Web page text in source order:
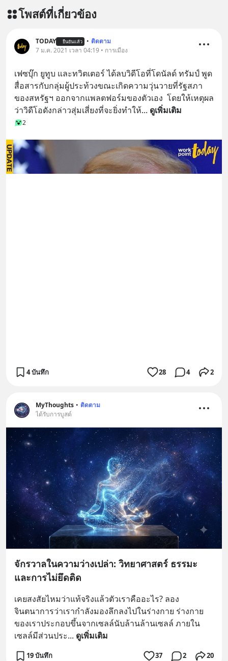
โพสต์ที่เกี่ยวข้อง
TODAY ยืนยันแล้ว • ติดตาม
7 ม.ค. 2021 เวลา 04:19 • การเมือง
เฟซบุ๊ก ยูทูบ และทวิตเตอร์ ได้ลบวิดีโอที่โดนัลด์ ทรัมป์ พูด
สื่อสารกับกลุ่มผู้ประท้วงขณะเกิดความวุ่นวายที่รัฐสภา
ของสหรัฐฯ ออกจากแพลตฟอร์มของตัวเอง  โดยให้เหตุผล
ว่าวิดีโอดังกล่าวสุ่มเสี่ยงที่จะยิ่งทำให้... ดูเพิ่มเติม
2
4 บันทึก 28 4 2
MyThoughts • ติดตาม
ได้รับการบูสต์
จักรวาลในความว่างเปล่า: วิทยาศาสตร์ ธรรมะ
และการไม่ยึดติด
เคยสงสัยไหมว่าแท้จริงแล้วตัวเราคืออะไร? ลอง
จินตนาการว่าเรากำลังมองลึกลงไปในร่างกาย ร่างกาย
ของเราประกอบขึ้นจากเซลล์นับล้านล้านเซลล์ ภายใน
เซลล์มีส่วนประ... ดูเพิ่มเติม
19 บันทึก 37 2 20